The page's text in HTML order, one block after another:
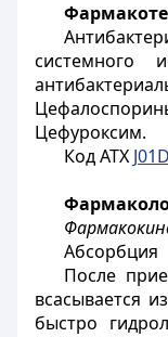
системного
Цефуроксим.
Код АТХ
Абсорбция
После
всасывается
быстро